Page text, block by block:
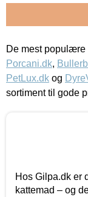
De mest
Porcani.dk,
PetLux.dk og
sortiment til gode
Hos Gilpa.dk er
kattemad – og